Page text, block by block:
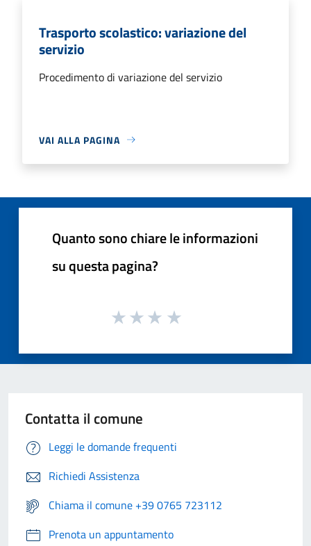
Trasporto scolastico: variazione del
servizio
Procedimento di variazione del servizio
VAI ALLA PAGINA
Quanto sono chiare le informazioni
su questa pagina?
Contatta il comune
Leggi le domande frequenti
Richiedi Assistenza
Chiama il comune +39 0765 723112
Prenota un appuntamento